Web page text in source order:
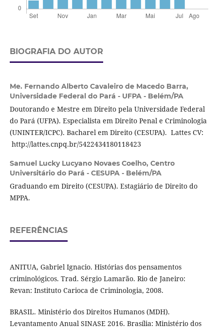
BIOGRAFIA DO AUTOR
Me. Fernando Alberto Cavaleiro de Macedo Barra,
Universidade Federal do Pará - UFPA - Belém/PA
Doutorando e Mestre em Direito pela Universidade Federal
do Pará (UFPA). Especialista em Direito Penal e Criminologia
(UNINTER/ICPC). Bacharel em Direito (CESUPA). Lattes CV:
http://lattes.cnpq.br/5422434180118423
Samuel Lucky Lucyano Novaes Coelho, Centro
Universitário do Pará - CESUPA - Belém/PA
Graduando em Direito (CESUPA). Estagiário de Direito do
MPPA.
REFERÊNCIAS
ANITUA, Gabriel Ignacio. Histórias dos pensamentos
criminológicos. Trad. Sérgio Lamarão. Rio de Janeiro:
Revan: Instituto Carioca de Criminologia, 2008.
BRASIL. Ministério dos Direitos Humanos (MDH).
Levantamento Anual SINASE 2016. Brasília: Ministério dos